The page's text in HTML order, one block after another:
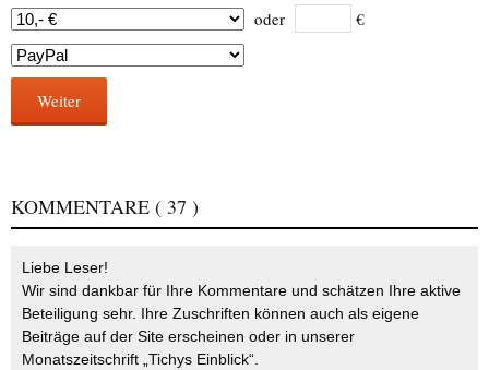
oder €
Weiter
KOMMENTARE ( 37 )
Liebe Leser!
Wir sind dankbar für Ihre Kommentare und schätzen Ihre aktive
Beteiligung sehr. Ihre Zuschriften können auch als eigene
Beiträge auf der Site erscheinen oder in unserer
Monatszeitschrift „Tichys Einblick“.